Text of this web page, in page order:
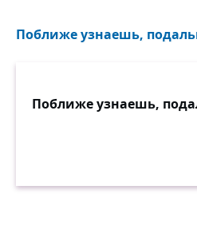
Поближе узнаешь,
Поближе узнаешь,